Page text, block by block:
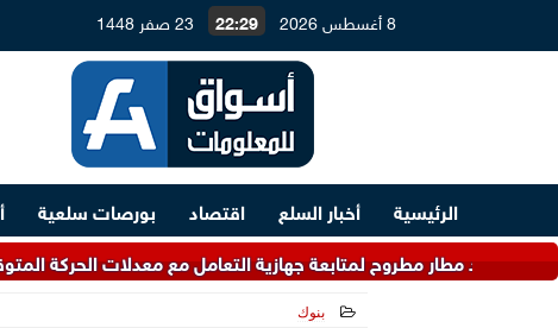
8 أغسطس 2026 22:29 23 صفر 1448
الرئيسية أخبار السلع اقتصاد بورصات سلعية
مطار مطروح لمتابعة جهازية التعامل مع معدلات الحركة المتوقعة خلال
بنوك